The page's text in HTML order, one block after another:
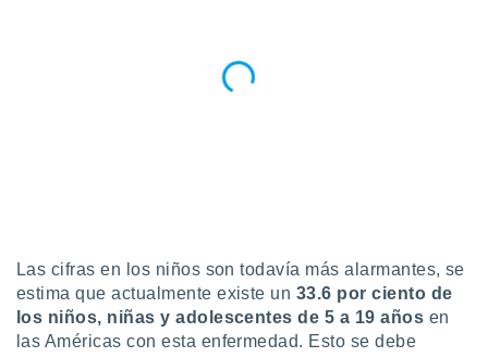
un
o acceder
datos
Las cifras en los niños son todavía más alarmantes, se
estima que actualmente existe un 33.6 por ciento de
los niños, niñas y adolescentes de 5 a 19 años en
las Américas con esta enfermedad. Esto se debe